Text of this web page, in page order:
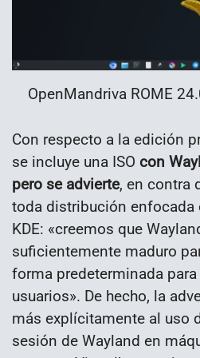
OpenMandriva ROME
Con respecto a la edición
se incluye una ISO con
pero se advierte, en contra
toda distribución enfocada
KDE: «creemos que
suficientemente maduro
forma predeterminada
usuarios». De hecho, la
más explícitamente al uso
sesión de Wayland en